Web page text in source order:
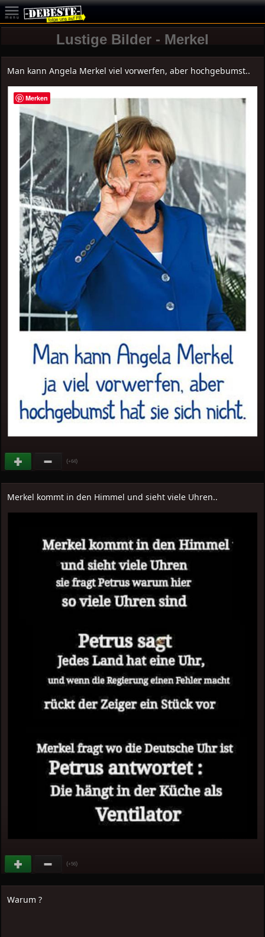
Lustige Bilder - Merkel
Man kann Angela Merkel viel vorwerfen, aber hochgebumst..
(+64)
Merkel kommt in den Himmel und sieht viele Uhren..
(+56)
Warum ?
Merken